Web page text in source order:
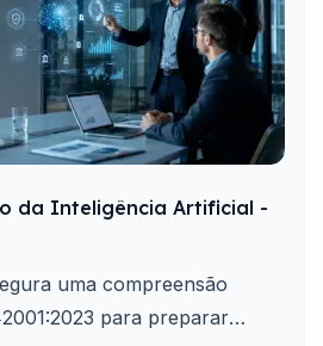
da Inteligência Artificial -
uma compreensão
para preparar